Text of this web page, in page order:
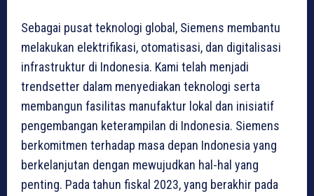
Sebagai pusat teknologi global, Siemens membantu
melakukan elektrifikasi, otomatisasi, dan digitalisasi
infrastruktur di Indonesia. Kami telah menjadi
trendsetter dalam menyediakan teknologi serta
membangun fasilitas manufaktur lokal dan inisiatif
pengembangan keterampilan di Indonesia. Siemens
berkomitmen terhadap masa depan Indonesia yang
berkelanjutan dengan mewujudkan hal-hal yang
penting. Pada tahun fiskal 2023, yang berakhir pada